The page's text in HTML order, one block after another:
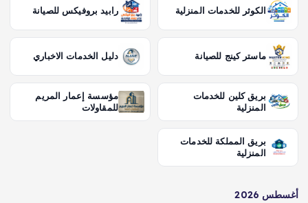
الكوثر للخدمات المنزلية رابيد بروفيكس للصيانة
ماستر كينج للصيانة دليل الخدمات الاخباري
بريق كلين للخدمات
المنزلية
مؤسسة إعمار المريم
للمقاولات
بريق المملكة للخدمات
المنزلية
أغسطس 2026